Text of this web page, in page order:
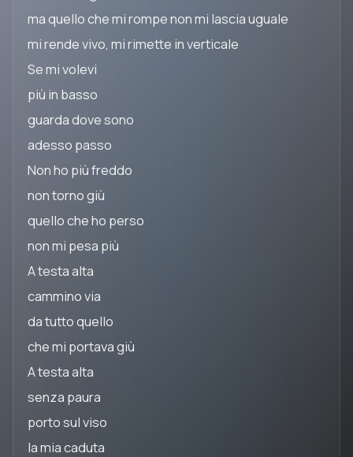
ma quello che mi rompe non mi lascia uguale
mi rende vivo, mi rimette in verticale
Se mi volevi
più in basso
guarda dove sono
adesso passo
Non ho più freddo
non torno giù
quello che ho perso
non mi pesa più
A testa alta
cammino via
da tutto quello
che mi portava giù
A testa alta
senza paura
porto sul viso
la mia caduta